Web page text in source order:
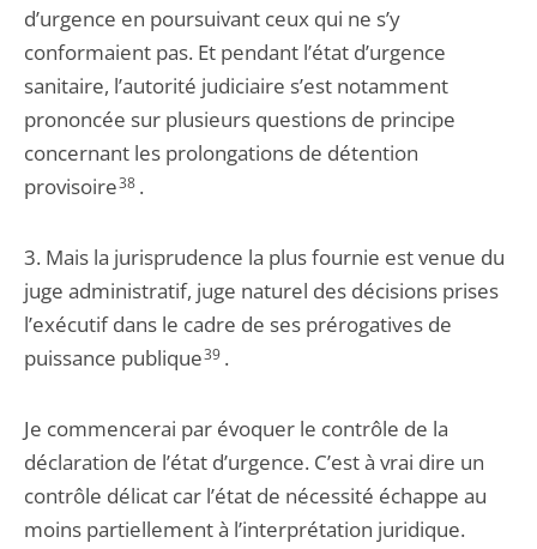
d’urgence en poursuivant ceux qui ne s’y
conformaient pas. Et pendant l’état d’urgence
sanitaire, l’autorité judiciaire s’est notamment
prononcée sur plusieurs questions de principe
concernant les prolongations de détention
provisoire38.
3. Mais la jurisprudence la plus fournie est venue du
juge administratif, juge naturel des décisions prises
l’exécutif dans le cadre de ses prérogatives de
puissance publique39.
Je commencerai par évoquer le contrôle de la
déclaration de l’état d’urgence. C’est à vrai dire un
contrôle délicat car l’état de nécessité échappe au
moins partiellement à l’interprétation juridique.